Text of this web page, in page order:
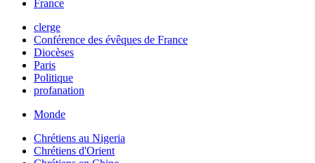
France
clerge
Conférence des évêques de France
Diocèses
Paris
Politique
profanation
Monde
Chrétiens au Nigeria
Chrétiens d'Orient